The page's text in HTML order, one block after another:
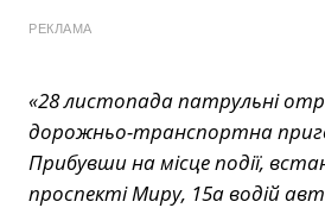
РЕКЛАМА
«28 листопада патрульні
дорожньо-транспортна
Прибувши на місце події,
проспекті Миру, 15а водій